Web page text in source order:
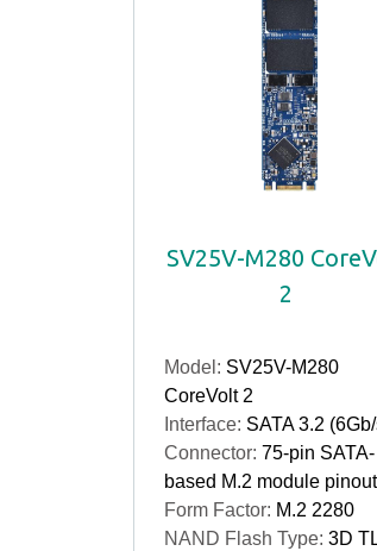
SV25V-M280
2
Model: SV25V-M280
CoreVolt 2
Interface: SATA 3.2
Connector: 75-pin SATA-
based M.2 module pinout
Form Factor: M.2 2280
NAND Flash Type: 3D